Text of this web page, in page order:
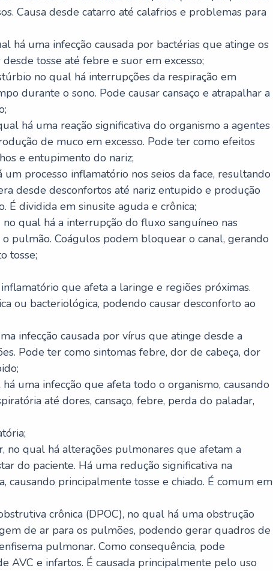
Causa desde catarro até calafrios e problemas para
há uma infecção causada por bactérias que atinge os
tosse até febre e suor em excesso;
no qual há interrupções da respiração em
durante o sono. Pode causar cansaço e atrapalhar a
há uma reação significativa do organismo a agentes
de muco em excesso. Pode ter como efeitos
e entupimento do nariz;
um processo inflamatório nos seios da face, resultando
desde desconfortos até nariz entupido e produção
É dividida em sinusite aguda e crônica;
qual há a interrupção do fluxo sanguíneo nas
pulmão. Coágulos podem bloquear o canal, gerando
tosse;
que afeta a laringe e regiões próximas.
ou bacteriológica, podendo causar desconforto ao
infecção causada por vírus que atinge desde a
Pode ter como sintomas febre, dor de cabeça, dor
uma infecção que afeta todo o organismo, causando
até dores, cansaço, febre, perda do paladar,
no qual há alterações pulmonares que afetam a
do paciente. Há uma redução significativa na
causando principalmente tosse e chiado. É comum em
crônica (DPOC), no qual há uma obstrução
de ar para os pulmões, podendo gerar quadros de
pulmonar. Como consequência, pode
AVC e infartos. É causada principalmente pelo uso